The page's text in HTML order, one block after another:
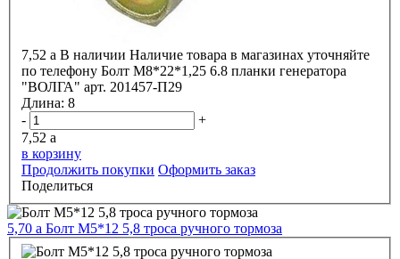
7,52 a В наличии Наличие товара в магазинах уточняйте
по телефону Болт М8*22*1,25 6.8 планки генератора
"ВОЛГА" арт. 201457-П29
Длина: 8
-
+
7,52 a
в корзину
Продолжить покупки Оформить заказ
Поделиться
5,70 a Болт М5*12 5,8 троса ручного тормоза